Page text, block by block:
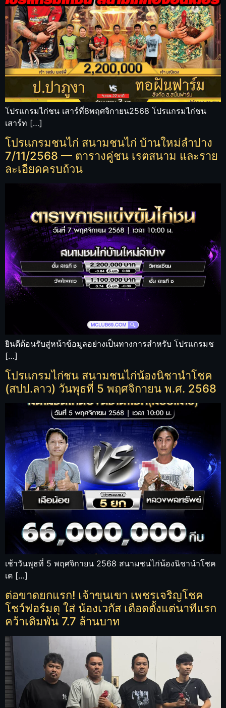
โปรแกรมไก่ชน เสาร์ที่8พฤศจิกายน2568 โปรแกรมไก่ชน
เสาร์ท […]
โปรแกรมชนไก่ สนามชนไก่ บ้านใหม่ลำปาง
7/11/2568 — ตารางคู่ชน เรตสนาม และราย
ละเอียดครบถ้วน
ยินดีต้อนรับสู่หน้าข้อมูลอย่างเป็นทางการสำหรับ โปรแกรมช
[…]
โปรแกรมไก่ชน สนามชนไก่น้องนิชานำโชค
(สปป.ลาว) วันพุธที่ 5 พฤศจิกายน พ.ศ. 2568
เช้าวันพุธที่ 5 พฤศจิกายน 2568 สนามชนไก่น้องนิชานำโชค
เต […]
ต่อขาดยกแรก! เจ้าขุนเขา เพชรเจริญโชค
โชว์ฟอร์มดุ ใส่ น้องเวกัส เดือดตั้งแต่นาทีแรก
คว้าเดิมพัน 7.7 ล้านบาท